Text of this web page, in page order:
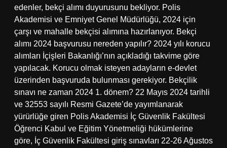
edenler, bekçi alımı duyurusunu bekliyor. Polis
Akademisi ve Emniyet Genel Müdürlüğü, 2024 için
çarşı ve mahalle bekçisi alımına hazırlanıyor. Bekçi
alımı 2024 başvurusu nereden yapılır? 2024 yılı korucu
alımları İçişleri Bakanlığı’nın açıkladığı takvime göre
yapılacak. Korucu olmak isteyen adayların e-devlet
üzerinden başvuruda bulunması gerekiyor. Bekçilik
sınavı ne zaman 2024 1. dönem? 22 Mayıs 2024 tarihli
ve 32553 sayılı Resmi Gazete’de yayımlanarak
yürürlüğe giren Polis Akademisi İç Güvenlik Fakültesi
Öğrenci Kabul ve Eğitim Yönetmeliği hükümlerine
göre, İç Güvenlik Fakültesi giriş sınavları 22-26 Ağustos